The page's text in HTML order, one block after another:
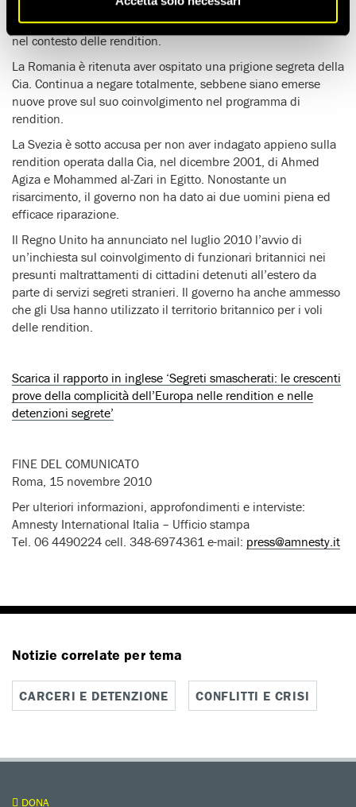
in Polonia. A ottobre gli è stato riconosciuto lo status di
‘vittima’. Si tratta del primo riconoscimento di questo genere
nel contesto delle rendition.
La Romania è ritenuta aver ospitato una prigione segreta della
Cia. Continua a negare totalmente, sebbene siano emerse
nuove prove sul suo coinvolgimento nel programma di
rendition.
La Svezia è sotto accusa per non aver indagato appieno sulla
rendition operata dalla Cia, nel dicembre 2001, di Ahmed
Agiza e Mohammed al-Zari in Egitto. Nonostante un
risarcimento, il governo non ha dato ai due uomini piena ed
efficace riparazione.
Il Regno Unito ha annunciato nel luglio 2010 l’avvio di
un’inchiesta sul coinvolgimento di funzionari britannici nei
presunti maltrattamenti di cittadini detenuti all’estero da
parte di servizi segreti stranieri. Il governo ha anche ammesso
che gli Usa hanno utilizzato il territorio britannico per i voli
delle rendition.
Scarica il rapporto in inglese ‘Segreti smascherati: le crescenti
prove della complicità dell’Europa nelle rendition e nelle
detenzioni segrete’
FINE DEL COMUNICATO
Roma, 15 novembre 2010
Per ulteriori informazioni, approfondimenti e interviste:
Amnesty International Italia – Ufficio stampa
Tel. 06 4490224 cell. 348-6974361 e-mail: press@amnesty.it
Notizie correlate per tema
CARCERI E DETENZIONE CONFLITTI E CRISI
DONA